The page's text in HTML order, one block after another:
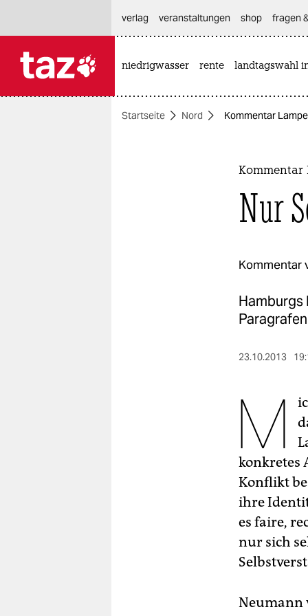
themen
verlag
veranstaltungen shop fragen
niedrigwasser rente landtagswahl
Startseite Nord Kommentar
Kommentar
Nur
Kommentar
Hamburgs
23.10.2013
M
konkretes
Konflikt
ihre
es faire,
nur sich
Neumann